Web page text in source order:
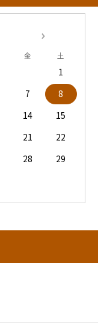
金 土
1
7
8
14
15
21
22
28
29